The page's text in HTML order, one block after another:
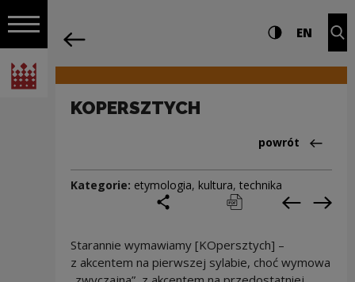
Włącz nawigację
Narodowe Centrum Kultury
Nawigacja Ustawienia i Wysoki
EN
KOPERSZTYCH
Powrót
powrót
Kategorie: etymologia, kultura, technika
podziel się
drukuj pobierz
Starannie wymawiamy [KOpersztych] –
z akcentem na pierwszej sylabie, choć wymowa